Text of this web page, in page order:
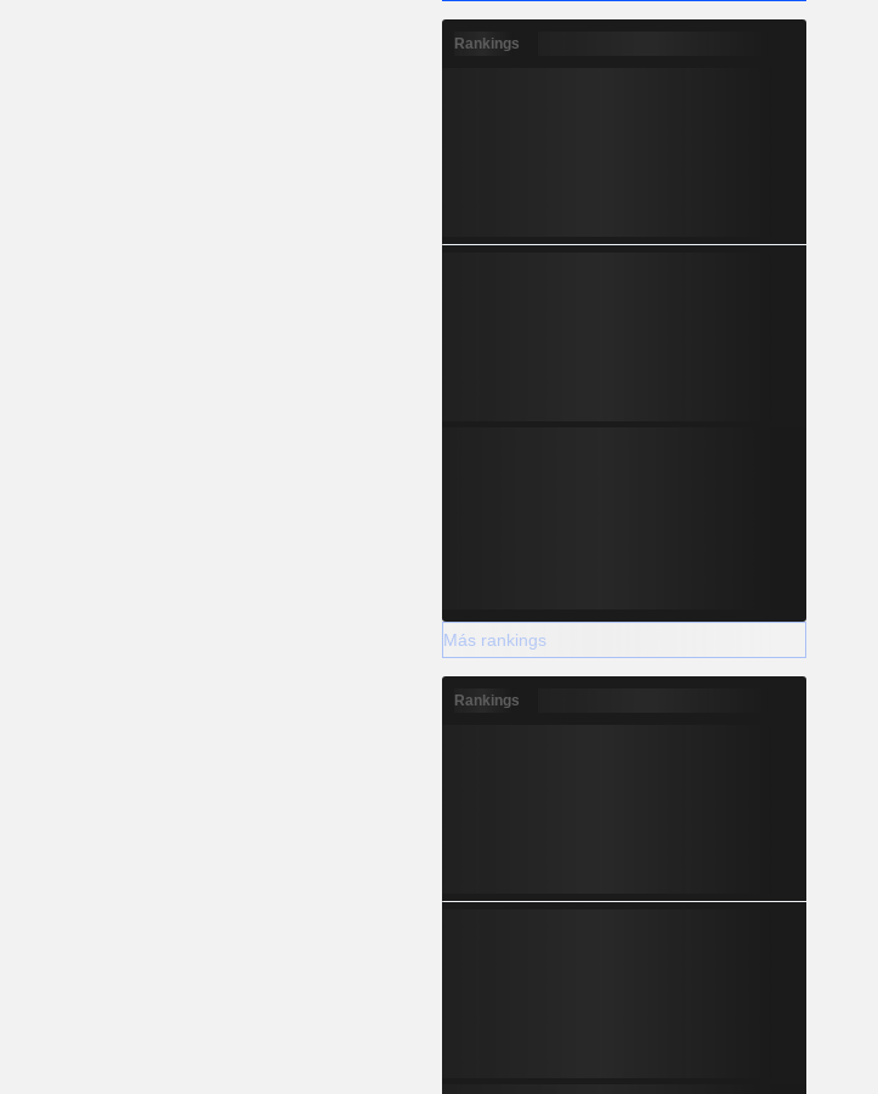
Rankings
Más rankings
Rankings